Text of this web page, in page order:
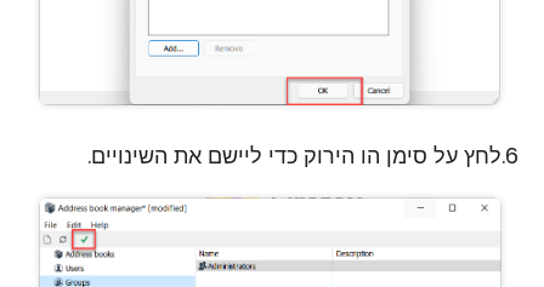
לחץ על סימן הו הירוק כדי ליישם את השינויים.